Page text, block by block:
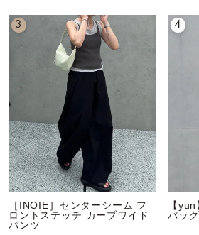
3
［INOIE］センターシーム フ
ロントステッチ カーブワイド
パンツ
4
【
バッグ